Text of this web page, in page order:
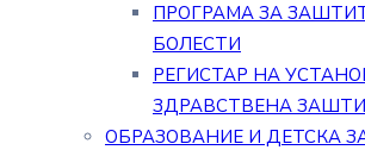
ПРОГРАМА ЗА
БОЛЕСТИ
РЕГИСТАР НА
ЗДРАВСТВЕНА
ОБРАЗОВАНИЕ И ДЕТСКА